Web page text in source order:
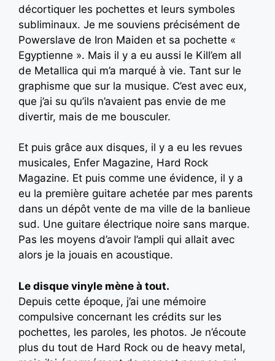
décortiquer les pochettes et leurs symboles
subliminaux. Je me souviens précisément de
Powerslave de Iron Maiden et sa pochette «
Egyptienne ». Mais il y a eu aussi le Kill’em all
de Metallica qui m’a marqué à vie. Tant sur le
graphisme que sur la musique. C’est avec eux,
que j’ai su qu’ils n’avaient pas envie de me
divertir, mais de me bousculer.
Et puis grâce aux disques, il y a eu les revues
musicales, Enfer Magazine, Hard Rock
Magazine. Et puis comme une évidence, il y a
eu la première guitare achetée par mes parents
dans un dépôt vente de ma ville de la banlieue
sud. Une guitare électrique noire sans marque.
Pas les moyens d’avoir l’ampli qui allait avec
alors je la jouais en acoustique.
Le disque vinyle mène à tout.
Depuis cette époque, j’ai une mémoire
compulsive concernant les crédits sur les
pochettes, les paroles, les photos. Je n’écoute
plus du tout de Hard Rock ou de heavy metal,